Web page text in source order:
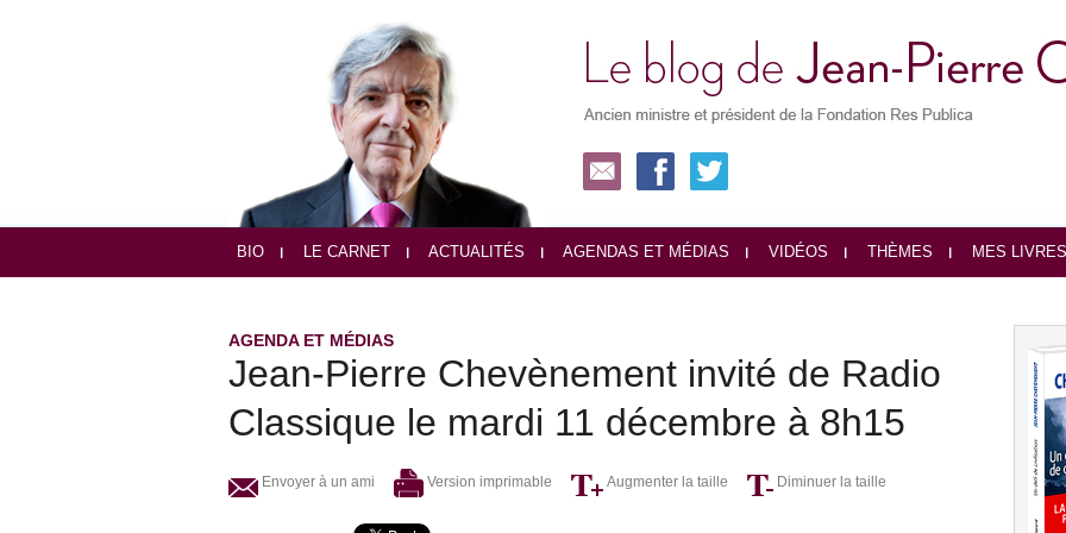
BIO LE CARNET ACTUALITÉS AGENDAS ET MÉDIAS VIDÉOS THÈMES MES LIVRES
AGENDA ET MÉDIAS
Jean-Pierre Chevènement invité de Radio
Classique le mardi 11 décembre à 8h15
Envoyer à un ami Version imprimable Augmenter la taille Diminuer la taille